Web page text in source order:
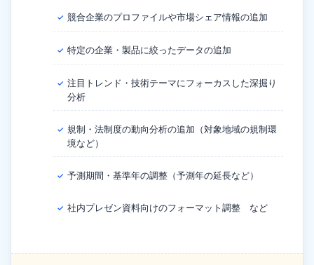
✓ 競合企業のプロファイルや市場シェア情報の追加
✓ 特定の企業・製品に絞ったデータの追加
✓ 注目トレンド・技術テーマにフォーカスした深掘り
分析
✓ 規制・法制度の動向分析の追加（対象地域の規制環
境など）
✓ 予測期間・基準年の調整（予測年の延長など）
✓ 社内プレゼン資料向けのフォーマット調整 など